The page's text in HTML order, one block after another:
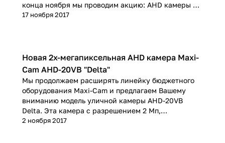
конца ноября мы проводим акцию: AHD камеры с
разрешением 3 Мп продаем по цене 2Мп камер!
17 ноября 2017
Новая 2х-мегапиксельная AHD камера Maxi-
Cam AHD-20VB "Delta"
Мы продолжаем расширять линейку бюджетного
оборудования Maxi-Cam и предлагаем Вашему
вниманию модель уличной камеры AHD-20VB
Delta. Эта камера с разрешением 2 Мп,
поддерживает как наиболее востребованный
2 ноября 2017